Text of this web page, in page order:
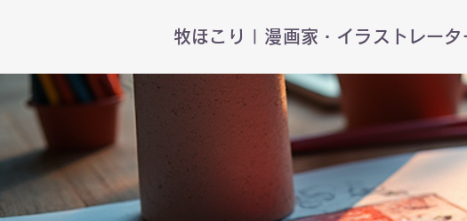
牧ほこり | 漫画家・イラストレータ